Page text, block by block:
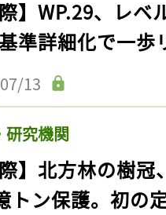
際】WP.29、レ
準詳細化で一歩
13
研究機関
際】北方林の樹
トン保護。初の